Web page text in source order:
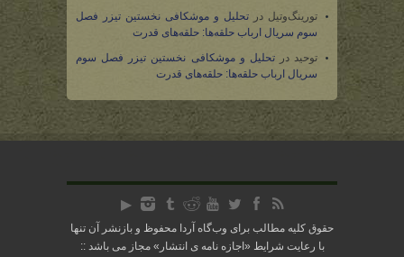
تورینگ‌وتیل در تحلیل و موشکافی نخستین تیزر فصل
سوم سریال ارباب حلقه‌ها: حلقه‌های قدرت
توحید درتحلیل و موشکافی نخستین تیزر فصل سوم
سریال ارباب حلقه‌ها: حلقه‌های قدرت
حقوق کلیه مطالب برای وب‌گاه آردا محفوظ و بازنشر آن تنها
با رعایت شرایط « اجازه نامه ی انتشار » مجاز می باشد ::